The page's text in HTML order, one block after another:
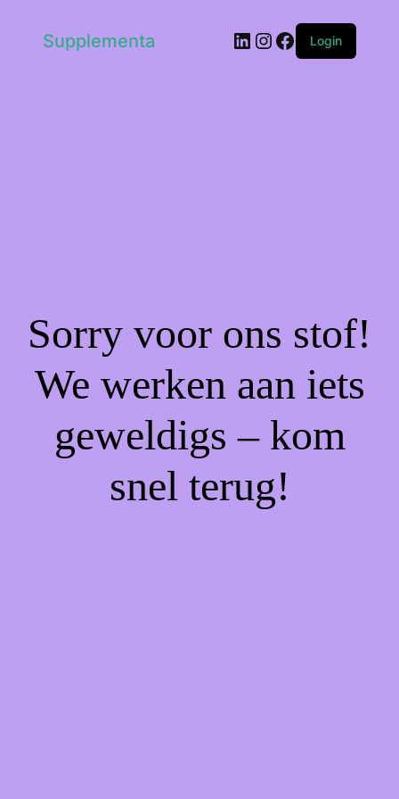
Supplementa LinkedIn
Instagram
Facebook
Login
Sorry voor ons stof!
We werken aan iets
geweldigs – kom
snel terug!